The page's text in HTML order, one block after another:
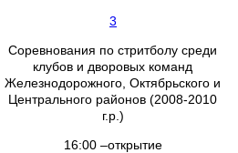
3
Соревнования по стритболу среди
клубов и дворовых команд
Железнодорожного, Октябрьского и
Центрального районов (2008-2010
г.р.)
16:00 –открытие